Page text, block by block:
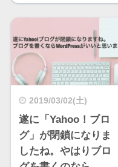
2019/03/02(土)
遂に「Yahoo！ブロ
グ」が閉鎖になりま
したね。やはりブロ